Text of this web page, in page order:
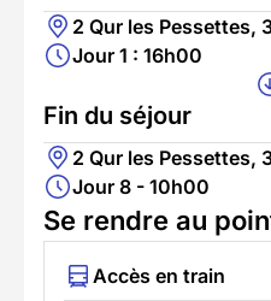
2 Qur les Pessettes,
Jour 1 : 16h00
Fin du séjour
2 Qur les Pessettes,
Jour 8 - 10h00
Se rendre au
Accès en train